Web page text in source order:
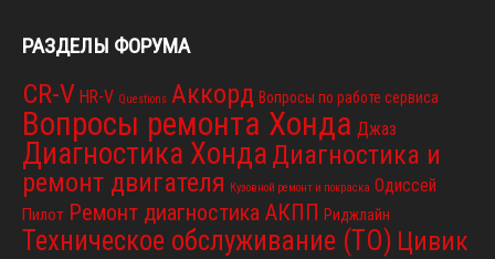
РАЗДЕЛЫ ФОРУМА
CR-V HR-V Questions Аккорд Вопросы по работе сервиса
Вопросы ремонта Хонда Джаз
Диагностика Хонда Диагностика и
ремонт двигателя
Кузовной ремонт и покраска Одиссей
Пилот Ремонт диагностика АКПП Риджлайн
Техническое обслуживание (ТО) Цивик